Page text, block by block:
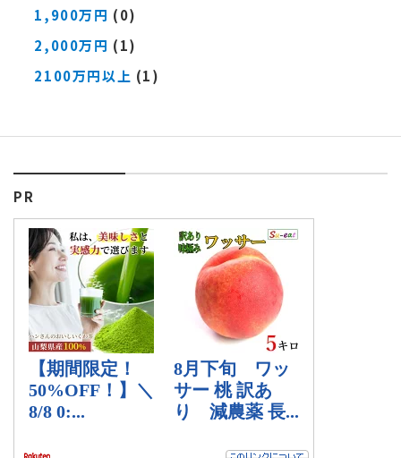
1,900万円 (0)
2,000万円 (1)
2100万円以上 (1)
PR